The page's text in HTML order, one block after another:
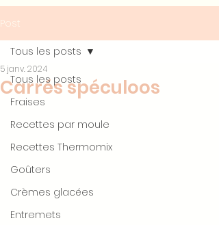
Post
Tous les posts
Fraises
Recettes par moule
Recettes Thermomix
Goûters
Crèmes glacées
Entremets
Tous les posts
Carrés spéculoos
5 janv. 2024